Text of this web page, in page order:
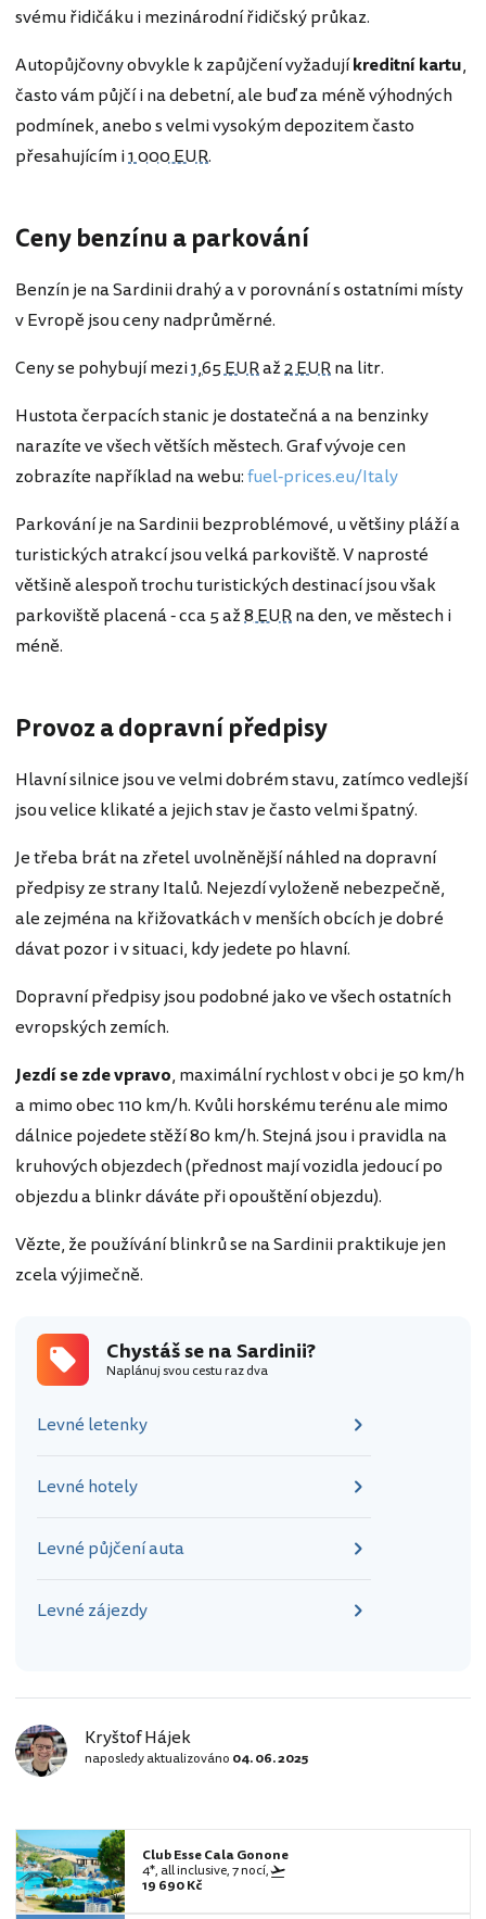
svému řidičáku i mezinárodní řidičský průkaz.
Autopůjčovny obvykle k zapůjčení vyžadujíkreditní kartu,
často vám půjčí i na debetní, ale buď za méně výhodných
podmínek, anebo s velmi vysokým depozitem často
přesahujícím i1 000 EUR.
Ceny benzínu a parkování
Benzín je na Sardinii drahý a v porovnání s ostatními místy
v Evropě jsou ceny nadprůměrné.
Ceny se pohybují mezi1,65 EURaž2 EURna litr.
Hustota čerpacích stanic je dostatečná a na benzinky
narazíte ve všech větších městech. Graf vývoje cen
zobrazíte například na webu:fuel-prices.eu/Italy
Parkování je na Sardinii bezproblémové, u většiny pláží a
turistických atrakcí jsou velká parkoviště. V naprosté
většině alespoň trochu turistických destinací jsou však
parkoviště placená - cca 5 až8 EURna den, ve městech i
méně.
Provoz a dopravní předpisy
Hlavní silnice jsou ve velmi dobrém stavu, zatímco vedlejší
jsou velice klikaté a jejich stav je často velmi špatný.
Je třeba brát na zřetel uvolněnější náhled na dopravní
předpisy ze strany Italů. Nejezdí vyloženě nebezpečně,
ale zejména na křižovatkách v menších obcích je dobré
dávat pozor i v situaci, kdy jedete po hlavní.
Dopravní předpisy jsou podobné jako ve všech ostatních
evropských zemích.
Jezdí se zde vpravo, maximální rychlost v obci je 50 km/h
a mimo obec 110 km/h. Kvůli horskému terénu ale mimo
dálnice pojedete stěží 80 km/h. Stejná jsou i pravidla na
kruhových objezdech (přednost mají vozidla jedoucí po
objezdu a blinkr dáváte při opouštění objezdu).
Vězte, že používání blinkrů se na Sardinii praktikuje jen
zcela výjimečně.
Chystáš se na Sardinii?
Naplánuj svou cestu raz dva
Levné letenky
Levné hotely
Levné půjčení auta
Levné zájezdy
Kryštof Hájek
naposledy aktualizováno 04. 06. 2025
Club Esse Cala Gonone
4*, all inclusive, 7 nocí,
19 690 Kč